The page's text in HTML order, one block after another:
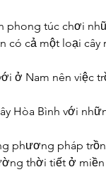
phong túc chơi
có cả một loại cây
ở Nam nên việc
Hòa Bình với
phương pháp
thời tiết ở miền